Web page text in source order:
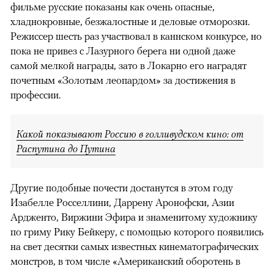
фильме русские показаны как очень опасные,
хладнокровные, безжалостные и деловые отморозки.
Режиссер шесть раз участвовал в каннском конкурсе, но
пока не привез с Лазурного берега ни одной даже
самой мелкой награды, зато в Локарно его наградят
почетным «Золотым леопардом» за достижения в
профессии.
Какой показывают Россию в голливудском кино: от
Распутина до Путина
Другие подобные почести достанутся в этом году
Изабелле Росселлини, Даррену Аронофски, Азии
Ардженто, Виржини Эфира и знаменитому художнику
по гриму Рику Бейкеру, с помощью которого появились
на свет десятки самых известных кинематографических
монстров, в том числе «Американский оборотень в